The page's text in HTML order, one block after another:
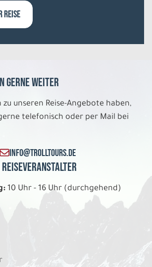
REISE
gerne weiter
zu unseren Reise-Angebote haben,
telefonisch oder per Mail bei
INFO@TROLLTOURS.DE
10 Uhr - 16 Uhr (durchgehend)